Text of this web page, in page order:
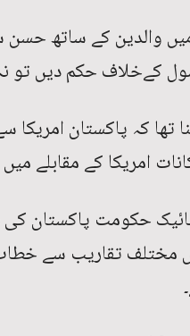
والدین کے ساتھ
کےخلاف حکم دیں تو
تھا کہ پاکستان
امریکا کے مقابلے
نائیک حکومت پاکستان
میں مختلف تقاریب سے